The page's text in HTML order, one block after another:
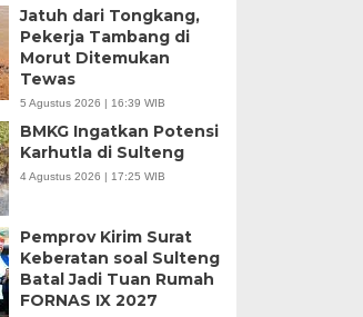
Jatuh dari Tongkang,
Pekerja Tambang di
Morut Ditemukan
Tewas
5 Agustus 2026 | 16:39 WIB
BMKG Ingatkan Potensi
Karhutla di Sulteng
4 Agustus 2026 | 17:25 WIB
Pemprov Kirim Surat
Keberatan soal Sulteng
Batal Jadi Tuan Rumah
FORNAS IX 2027